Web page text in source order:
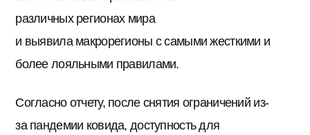
различных регионах мира
и выявила макрорегионы с самыми жесткими и
более лояльными правилами.
Согласно отчету, после снятия ограничений из-
за пандемии ковида, доступность для